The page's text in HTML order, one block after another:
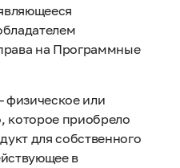
на Программные
физическое или
которое приобрело
для собственного
в